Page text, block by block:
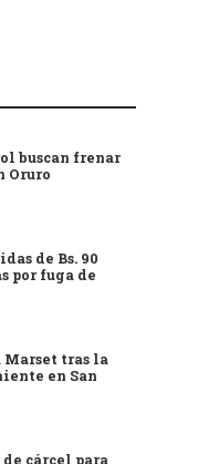
buscan frenar
Oruro
de Bs. 90
por fuga de
Marset tras la
en San
de cárcel para